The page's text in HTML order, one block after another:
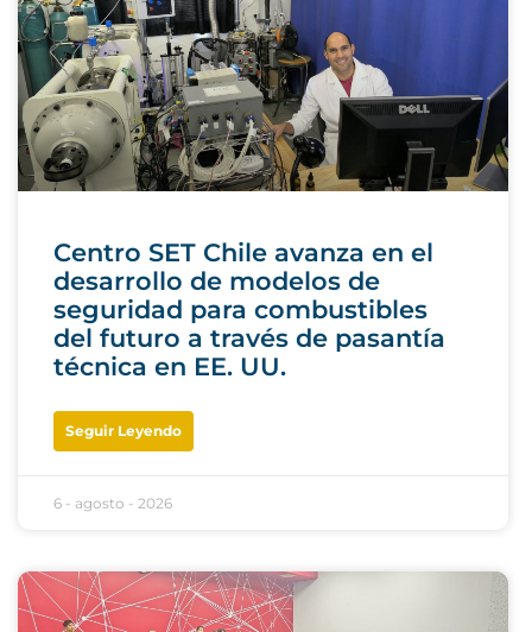
Centro SET Chile avanza en el
desarrollo de modelos de
seguridad para combustibles
del futuro a través de pasantía
técnica en EE. UU.
Seguir Leyendo
6 - agosto - 2026